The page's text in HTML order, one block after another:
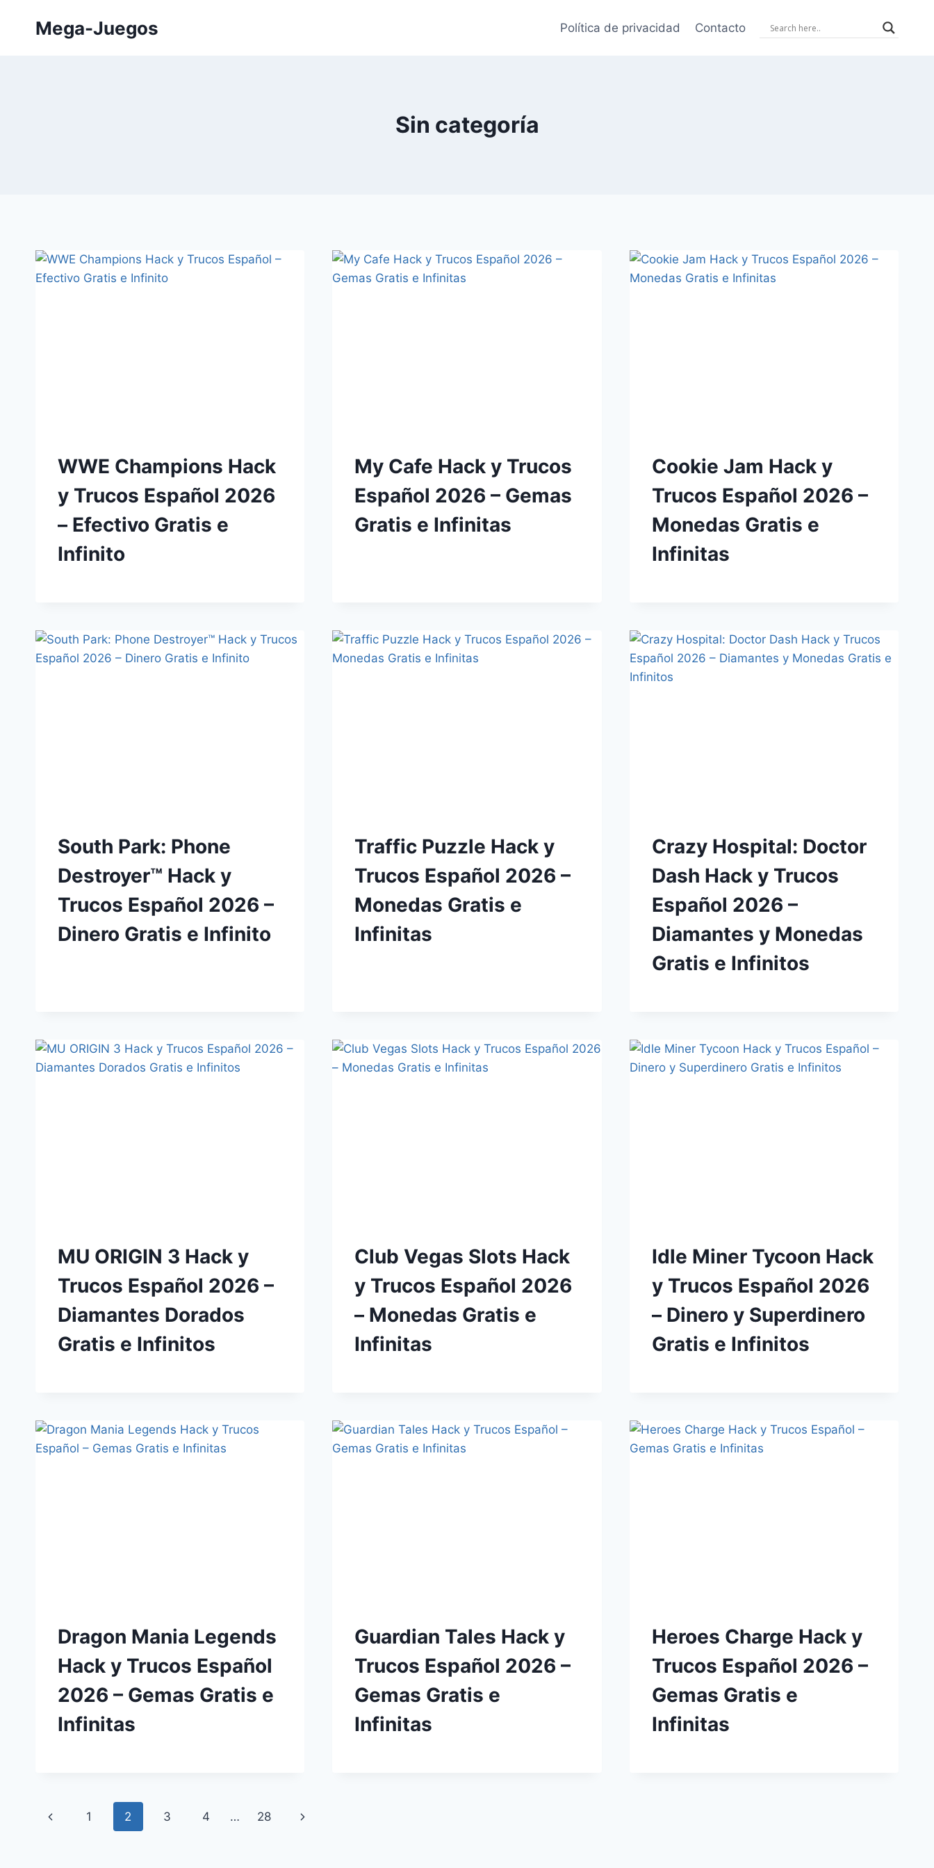
Mega-Juegos Política de privacidad Contacto
Sin categoría
WWE Champions Hack
y Trucos Español 2026
– Efectivo Gratis e
Infinito
My Cafe Hack y Trucos
Español 2026 – Gemas
Gratis e Infinitas
Cookie Jam Hack y
Trucos Español 2026 –
Monedas Gratis e
Infinitas
South Park: Phone
Destroyer™ Hack y
Trucos Español 2026 –
Dinero Gratis e Infinito
Traffic Puzzle Hack y
Trucos Español 2026 –
Monedas Gratis e
Infinitas
Crazy Hospital: Doctor
Dash Hack y Trucos
Español 2026 –
Diamantes y Monedas
Gratis e Infinitos
MU ORIGIN 3 Hack y
Trucos Español 2026 –
Diamantes Dorados
Gratis e Infinitos
Club Vegas Slots Hack
y Trucos Español 2026
– Monedas Gratis e
Infinitas
Idle Miner Tycoon Hack
y Trucos Español 2026
– Dinero y Superdinero
Gratis e Infinitos
Dragon Mania Legends
Hack y Trucos Español
2026 – Gemas Gratis e
Infinitas
Guardian Tales Hack y
Trucos Español 2026 –
Gemas Gratis e
Infinitas
Heroes Charge Hack y
Trucos Español 2026 –
Gemas Gratis e
Infinitas
Navegación
Página
1 2 3 4 … 28
Siguiente